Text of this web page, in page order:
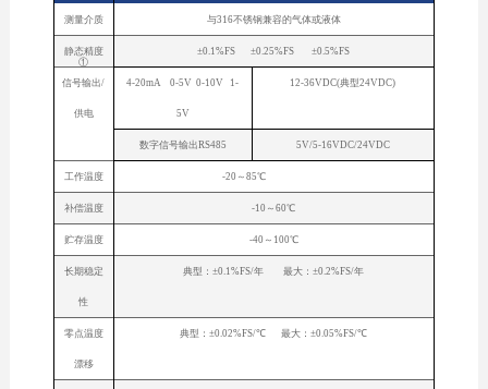
测量介质 与316不锈钢兼容的气体或液体
静态精度
①
±0.1%FS ±0.25%FS ±0.5%FS
信号输出/
供电
4-20mA 0-5V 0-10V 1-
5V
12-36VDC(典型24VDC)
数字信号输出RS485 5V/5-16VDC/24VDC
工作温度 -20～85℃
补偿温度 -10～60℃
贮存温度 -40～100℃
长期稳定
性
典型：±0.1%FS/年 最大：±0.2%FS/年
零点温度
漂移
典型：±0.02%FS/℃ 最大：±0.05%FS/℃